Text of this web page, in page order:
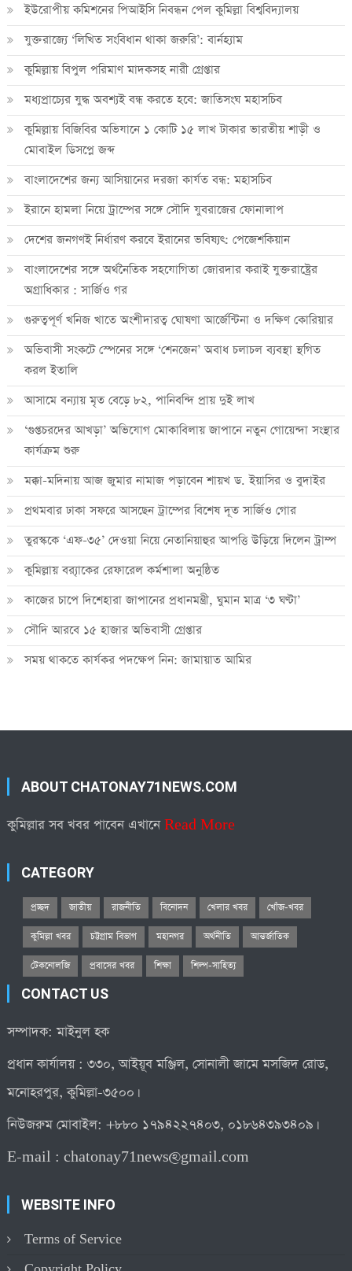
ইউরোপীয় কমিশনের পিআইসি নিবন্ধন পেল কুমিল্লা বিশ্ববিদ্যালয়
যুক্তরাজ্যে ‘লিখিত সংবিধান থাকা জরুরি’: বার্নহ্যাম
কুমিল্লায় বিপুল পরিমাণ মাদকসহ নারী গ্রেপ্তার
মধ্যপ্রাচ্যের যুদ্ধ অবশ্যই বন্ধ করতে হবে: জাতিসংঘ মহাসচিব
কুমিল্লায় বিজিবির অভিযানে ১ কোটি ১৫ লাখ টাকার ভারতীয় শাড়ী ও
মোবাইল ডিসপ্লে জব্দ
বাংলাদেশের জন্য আসিয়ানের দরজা কার্যত বন্ধ: মহাসচিব
ইরানে হামলা নিয়ে ট্রাম্পের সঙ্গে সৌদি যুবরাজের ফোনালাপ
দেশের জনগণই নির্ধারণ করবে ইরানের ভবিষ্যৎ: পেজেশকিয়ান
বাংলাদেশের সঙ্গে অর্থনৈতিক সহযোগিতা জোরদার করাই যুক্তরাষ্ট্রের
অগ্রাধিকার : সার্জিও গর
গুরুত্বপূর্ণ খনিজ খাতে অংশীদারত্ব ঘোষণা আর্জেন্টিনা ও দক্ষিণ কোরিয়ার
অভিবাসী সংকটে স্পেনের সঙ্গে ‘শেনজেন’ অবাধ চলাচল ব্যবস্থা স্থগিত
করল ইতালি
আসামে বন্যায় মৃত বেড়ে ৮২, পানিবন্দি প্রায় দুই লাখ
‘গুপ্তচরদের আখড়া’ অভিযোগ মোকাবিলায় জাপানে নতুন গোয়েন্দা সংস্থার
কার্যক্রম শুরু
মক্কা-মদিনায় আজ জুমার নামাজ পড়াবেন শায়খ ড. ইয়াসির ও বুদাইর
প্রথমবার ঢাকা সফরে আসছেন ট্রাম্পের বিশেষ দূত সার্জিও গোর
তুরস্ককে ‘এফ-৩৫’ দেওয়া নিয়ে নেতানিয়াহুর আপত্তি উড়িয়ে দিলেন ট্রাম্প
কুমিল্লায় ব্র‍্যাকের রেফারেল কর্মশালা অনুষ্ঠিত
কাজের চাপে দিশেহারা জাপানের প্রধানমন্ত্রী, ঘুমান মাত্র ‘৩ ঘণ্টা’
সৌদি আরবে ১৫ হাজার অভিবাসী গ্রেপ্তার
সময় থাকতে কার্যকর পদক্ষেপ নিন: জামায়াত আমির
ABOUT CHATONAY71NEWS.COM
কুমিল্লার সব খবর পাবেন এখানেRead More
CATEGORY
প্রচ্ছদ জাতীয় রাজনীতি বিনোদন খেলার খবর খোঁজ-খবর
কুমিল্লা খবর চট্টগ্রাম বিভাগ মহানগর অর্থনীতি আন্তর্জাতিক
টেকনোলজি প্রবাসের খবর শিক্ষা শিল্প-সাহিত্য
CONTACT US
সম্পাদক: মাইনুল হক
প্রধান কার্যালয় : ৩৩০, আইয়ূব মঞ্জিল, সোনালী জামে মসজিদ রোড,
মনোহরপুর, কুমিল্লা-৩৫০০।
নিউজরুম মোবাইল: +৮৮০ ১৭৯৪২২৭৪০৩, ০১৮৬৪৩৯৩৪০৯।
E-mail :chatonay71news@gmail.com
WEBSITE INFO
Terms of Service